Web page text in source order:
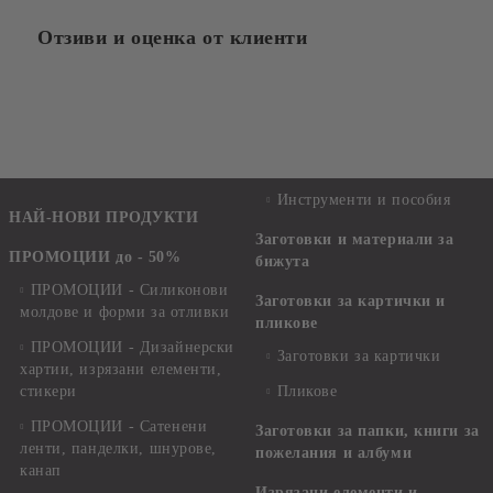
Отзиви и оценка от клиенти
НАЙ-НОВИ ПРОДУКТИ
ПРОМОЦИИ до - 50%
ПРОМОЦИИ - Силиконови
молдове и форми за отливки
ПРОМОЦИИ - Дизайнерски
хартии, изрязани елементи,
стикери
ПРОМОЦИИ - Сатенени
ленти, панделки, шнурове,
канап
Инструменти и пособия
Заготовки и материали за
бижута
Заготовки за картички и
пликове
Заготовки за картички
Пликове
Заготовки за папки, книги за
пожелания и албуми